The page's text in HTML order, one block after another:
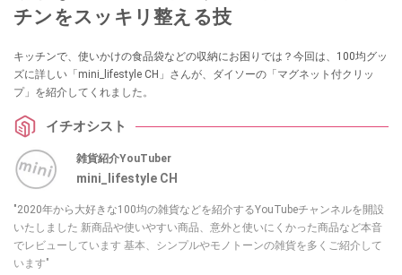
チンをスッキリ整える技
キッチンで、使いかけの食品袋などの収納にお困りでは？今回は、100均グッ
ズに詳しい「mini_lifestyle CH」さんが、ダイソーの「マグネット付クリッ
プ」を紹介してくれました。
イチオシスト
雑貨紹介YouTuber
mini_lifestyle CH
"2020年から大好きな100均の雑貨などを紹介するYouTubeチャンネルを開設
いたしました 新商品や使いやすい商品、意外と使いにくかった商品など本音
でレビューしています 基本、シンプルやモノトーンの雑貨を多くご紹介して
います"